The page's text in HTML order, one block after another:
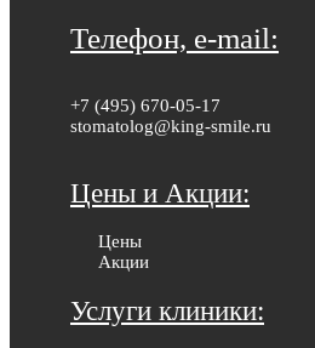
Телефон, e-mail:
+7 (495) 670-05-17
stomatolog@king-smile.ru
Цены и Акции:
Цены
Акции
Услуги клиники: